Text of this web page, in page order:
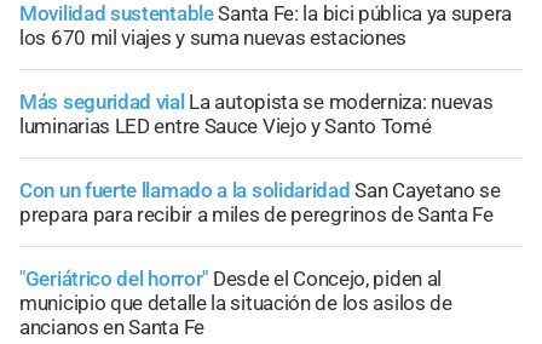
Movilidad sustentableSanta Fe: la bici pública ya supera
los 670 mil viajes y suma nuevas estaciones
Más seguridad vial La autopista se moderniza: nuevas
luminarias LED entre Sauce Viejo y Santo Tomé
Con un fuerte llamado a la solidaridad San Cayetano se
prepara para recibir a miles de peregrinos de Santa Fe
"Geriátrico del horror" Desde el Concejo, piden al
municipio que detalle la situación de los asilos de
ancianos en Santa Fe